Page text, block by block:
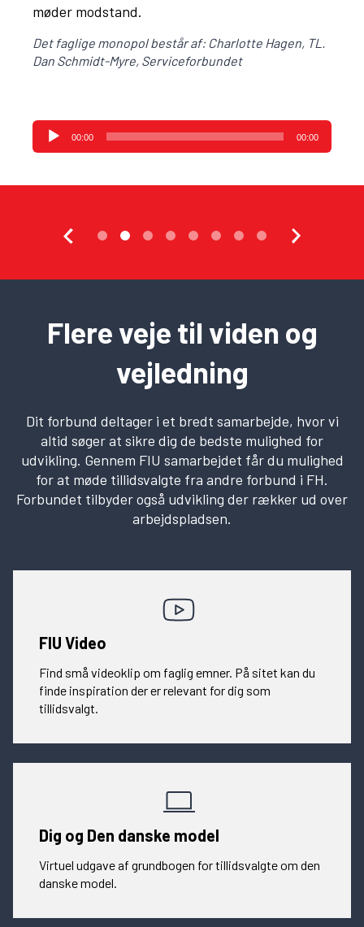
møder modstand.
Det faglige monopol består af: Charlotte Hagen, TL.
Dan Schmidt-Myre, Serviceforbundet
00:00 00:00
Flere veje til viden og
vejledning
Dit forbund deltager i et bredt samarbejde, hvor vi
altid søger at sikre dig de bedste mulighed for
udvikling. Gennem FIU samarbejdet får du mulighed
for at møde tillidsvalgte fra andre forbund i FH.
Forbundet tilbyder også udvikling der rækker ud over
arbejdspladsen.
FIU Video
Find små videoklip om faglig emner. På sitet kan du
finde inspiration der er relevant for dig som
tillidsvalgt.
Dig og Den danske model
Virtuel udgave af grundbogen for tillidsvalgte om den
danske model.